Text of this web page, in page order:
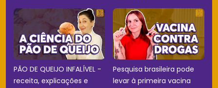
PÃO DE QUEIJO INFALÍVEL -
receita, explicações e
Pesquisa brasileira pode
levar à primeira vacina